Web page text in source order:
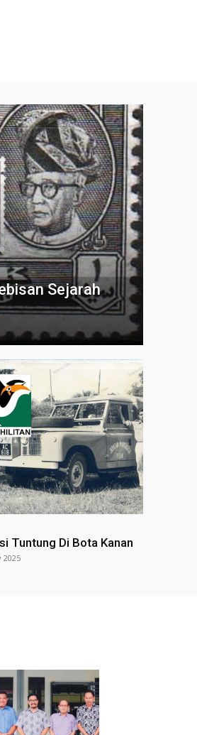
Sejarah
Tuntung Di Bota Kanan
2025